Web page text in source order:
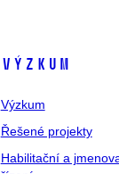
Výzkum
Výzkum
Řešené projekty
Habilitační a